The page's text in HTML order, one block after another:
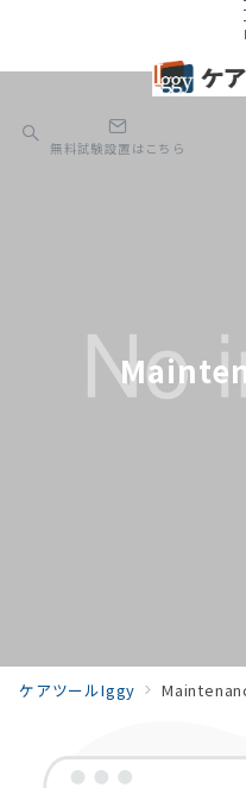
無料試験設置はこちら
ケアツールIggy